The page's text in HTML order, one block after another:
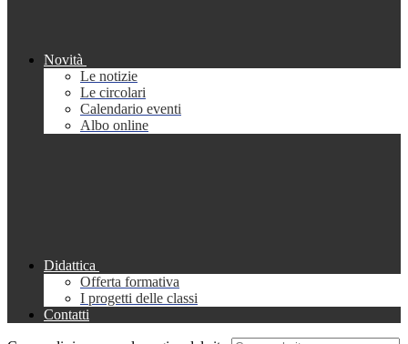
Novità
Le notizie
Le circolari
Calendario eventi
Albo online
Didattica
Offerta formativa
I progetti delle classi
Contatti